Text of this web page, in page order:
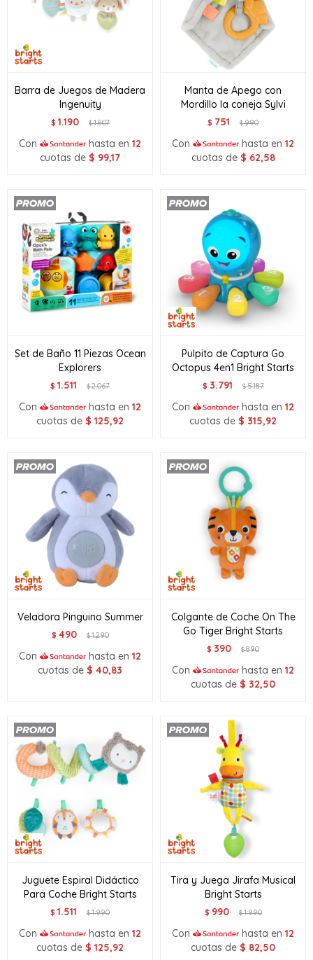
Barra de Juegos de Madera
Ingenuity
$ 1.190 $1.807
Con hasta en 12
cuotas de $ 99,17
Manta de Apego con
Mordillo la coneja Sylvi
$ 751 $990
Con hasta en 12
cuotas de $ 62,58
Set de Baño 11 Piezas Ocean
Explorers
$ 1.511 $2.067
Con hasta en 12
cuotas de $ 125,92
Pulpito de Captura Go
Octopus 4en1 Bright Starts
$ 3.791 $5.187
Con hasta en 12
cuotas de $ 315,92
Veladora Pinguino Summer
$ 490 $1.290
Con hasta en 12
cuotas de $ 40,83
Colgante de Coche On The
Go Tiger Bright Starts
$ 390 $890
Con hasta en 12
cuotas de $ 32,50
Juguete Espiral Didáctico
Para Coche Bright Starts
$ 1.511 $1.990
Con hasta en 12
cuotas de $ 125,92
Tira y Juega Jirafa Musical
Bright Starts
$ 990 $1.990
Con hasta en 12
cuotas de $ 82,50